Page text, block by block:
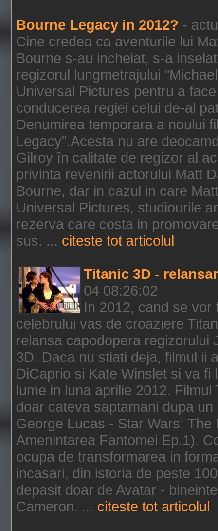
Bourne Legacy in 2012? -
Cine credea ca aventurile lui
Bourne s-au incheiat, s-a
regizorul lungmetrajului
Universal Pictures pentru a
conducerea regiei celui de-al
Denumirea temporara a noului
Legacy".Acesta nu are
Gilroy în calitate de regizor al
privinta revenirii actorului Matt
Bourne, dar in cazul in care
Universal Pictures, studiourile
rezerva care costa in
sus. ... citeste tot articolul
Titanic 3D -
04 08:26:02
In 2012, cand se
celebrului vas de croaziere
relansa capodopera regizorului
3D. Daca nu stiati deja, filmul ii
DiCaprio si Kate Winslet si va
lume in luna aprilie 2012.
doar cateva saptamani dupa
George Lucas - Star Wars:
Amenintarea Fantomei Ep.1).
ocupa de transformarea in
incasari, din istoria de peste
depasit doar de Avatar -
Cameron. ... citeste tot articolul